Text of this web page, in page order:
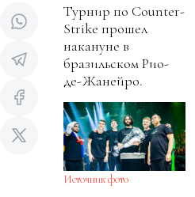
Турнир по Counter-
Strike прошел
накануне в
бразильском Рио-
де-Жанейро.
Источник фото